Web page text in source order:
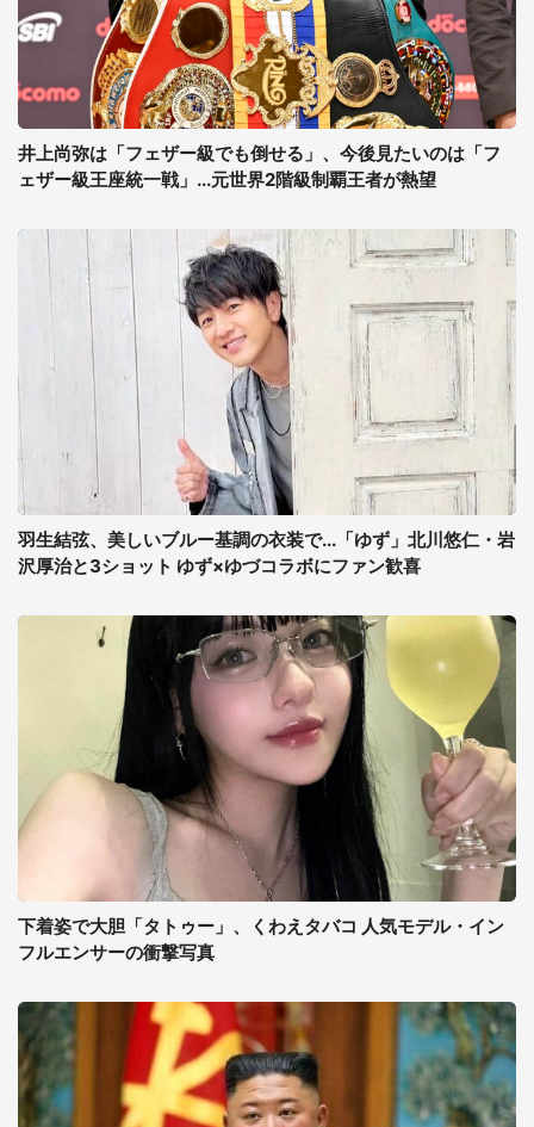
井上尚弥は「フェザー級でも倒せる」、今後見たいのは「フ
ェザー級王座統一戦」...元世界2階級制覇王者が熱望
羽生結弦、美しいブルー基調の衣装で...「ゆず」北川悠仁・岩
沢厚治と3ショット ゆず×ゆづコラボにファン歓喜
下着姿で大胆「タトゥー」、くわえタバコ 人気モデル・イン
フルエンサーの衝撃写真